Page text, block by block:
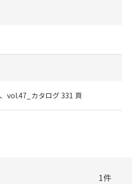
vol.47_カタログ 331 頁
1件